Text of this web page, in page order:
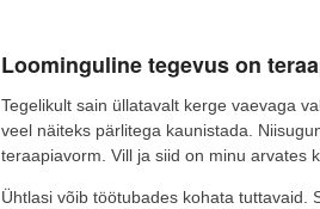
Loominguline tegevus on
Tegelikult sain üllatavalt kerge vaevaga
veel näiteks pärlitega kaunistada.
teraapiavorm. Vill ja siid on minu arvates
Ühtlasi võib töötubades kohata tuttavaid.